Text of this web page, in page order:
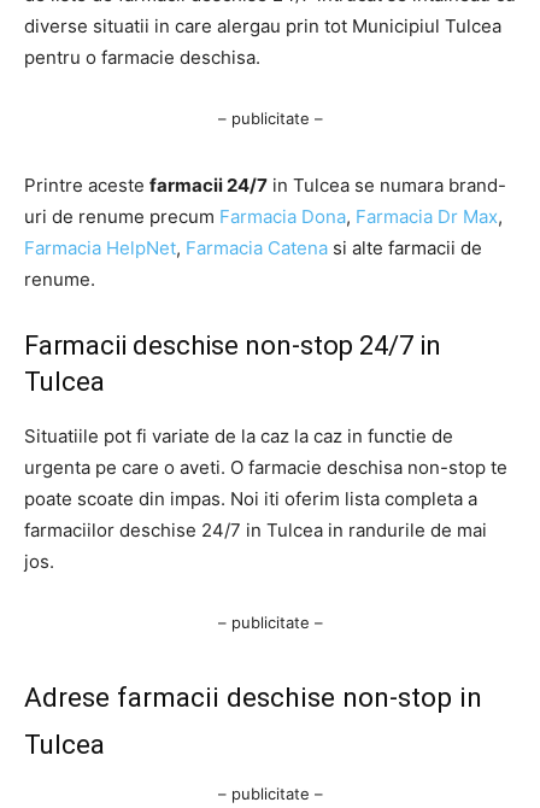
diverse situatii in care alergau prin tot Municipiul Tulcea
pentru o farmacie deschisa.
– publicitate –
Printre aceste farmacii 24/7 in Tulcea se numara brand-
uri de renume precum Farmacia Dona, Farmacia Dr Max,
Farmacia HelpNet, Farmacia Catena si alte farmacii de
renume.
Farmacii deschise non-stop 24/7 in
Tulcea
Situatiile pot fi variate de la caz la caz in functie de
urgenta pe care o aveti. O farmacie deschisa non-stop te
poate scoate din impas. Noi iti oferim lista completa a
farmaciilor deschise 24/7 in Tulcea in randurile de mai
jos.
– publicitate –
Adrese farmacii deschise non-stop in
Tulcea
– publicitate –